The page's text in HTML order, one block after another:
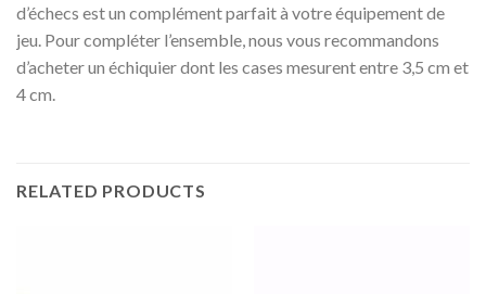
d’échecs est un complément parfait à votre équipement de
jeu. Pour compléter l’ensemble, nous vous recommandons
d’acheter un échiquier dont les cases mesurent entre 3,5 cm et
4 cm.
RELATED PRODUCTS